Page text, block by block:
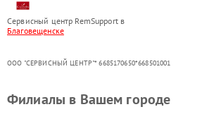
Сервисный центр RemSupport в
Благовещенске
ООО "СЕРВИСНЫЙ ЦЕНТР"* 6685170650*668501001
Филиалы в Вашем городе